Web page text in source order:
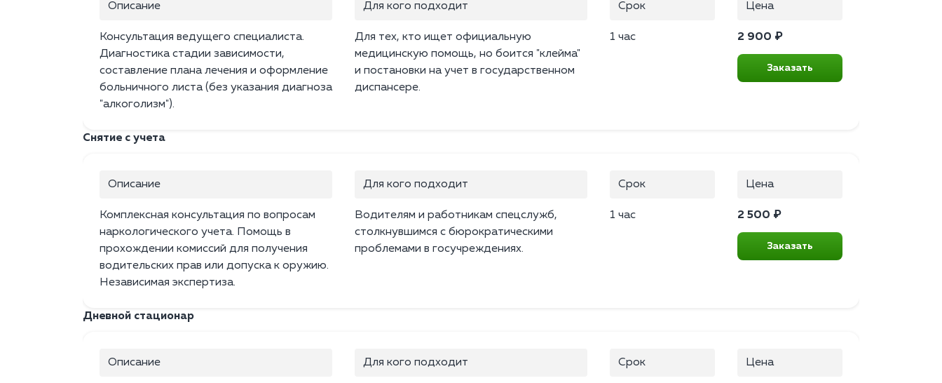
Описание
Консультация ведущего специалиста.
Диагностика стадии зависимости,
составление плана лечения и оформление
больничного листа (без указания диагноза
"алкоголизм").
Для кого подходит
Для тех, кто ищет официальную
медицинскую помощь, но боится "клейма"
и постановки на учет в государственном
диспансере.
Срок
1 час
Цена
2 900 ₽
Заказать
Снятие с учета
Описание
Комплексная консультация по вопросам
наркологического учета. Помощь в
прохождении комиссий для получения
водительских прав или допуска к оружию.
Независимая экспертиза.
Для кого подходит
Водителям и работникам спецслужб,
столкнувшимся с бюрократическими
проблемами в госучреждениях.
Срок
1 час
Цена
2 500 ₽
Заказать
Дневной стационар
Описание Для кого подходит Срок Цена